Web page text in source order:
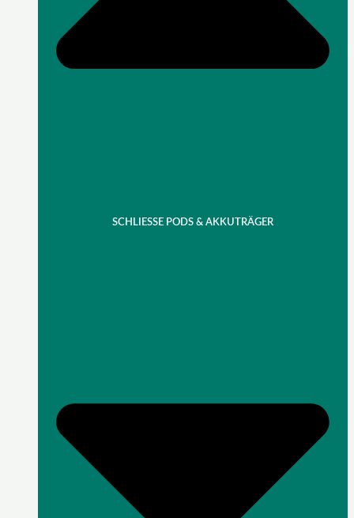
SCHLIESSE PODS & AKKUTRÄGER